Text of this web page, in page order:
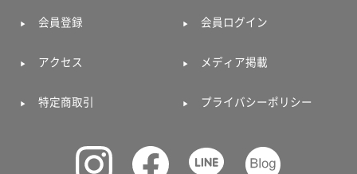
会員登録 会員ログイン
アクセス メディア掲載
特定商取引 プライバシーポリシー